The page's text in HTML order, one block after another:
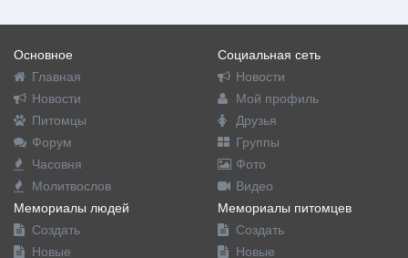
Основное
Главная
Новости
Питомцы
Форум
Часовня
Молитвослов
Социальная сеть
Новости
Мой профиль
Друзья
Группы
Фото
Видео
Мемориалы людей
Создать
Новые
Мемориалы питомцев
Создать
Новые